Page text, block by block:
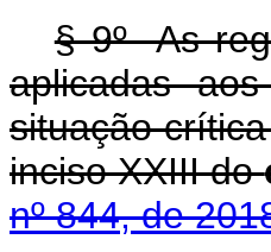
§ 9º As
aplicadas
situação
inciso XXIII do
nº 844, de